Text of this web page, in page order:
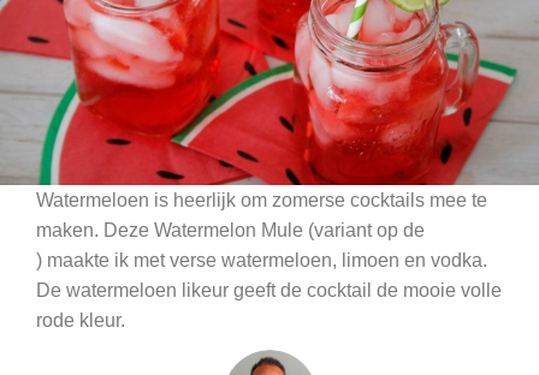
Watermeloen is heerlijk om zomerse cocktails mee te
maken. Deze Watermelon Mule (variant op de
) maakte ik met verse watermeloen, limoen en vodka.
De watermeloen likeur geeft de cocktail de mooie volle
rode kleur.